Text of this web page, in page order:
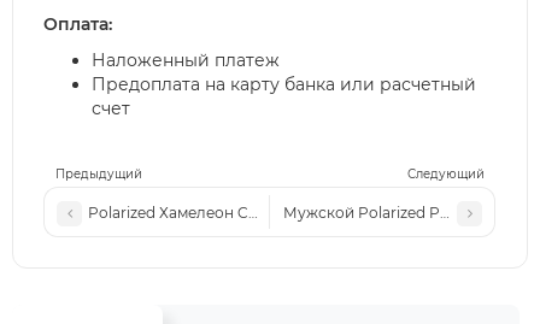
Предыдущий Следующий
Polarized Хамелеон Cel xp022 сталь голубая-линза
Мужской Polarized PD 25901P c5
Оплата:
Наложенный платеж
Предоплата на карту банка или расчетный
счет